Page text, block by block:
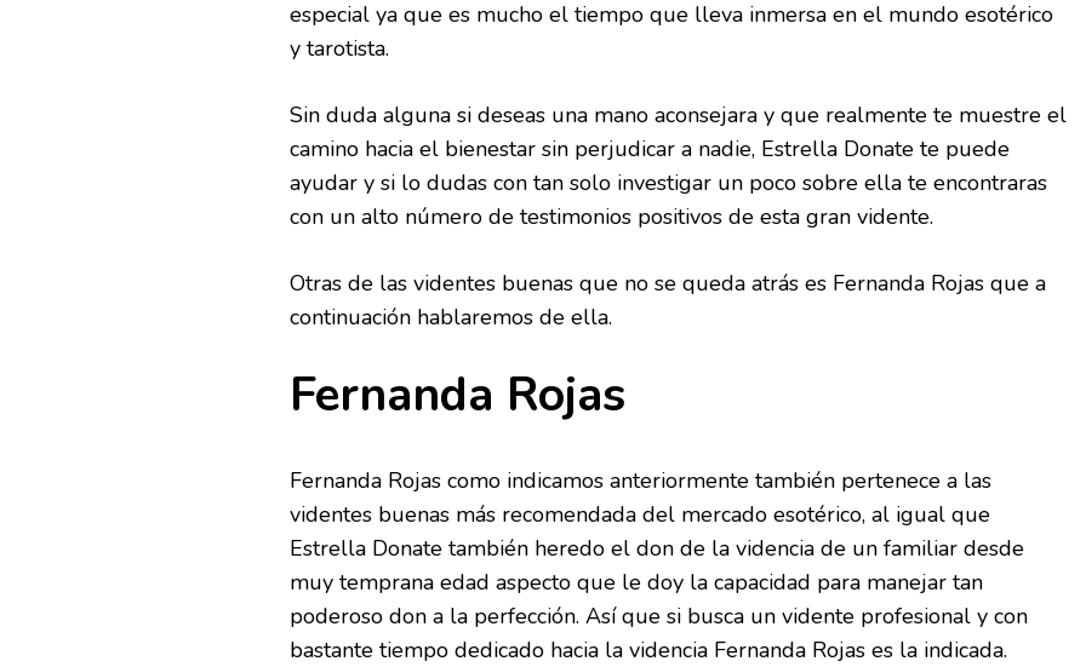
especial ya que es mucho el tiempo que lleva inmersa en el mundo esotérico
y tarotista.
Sin duda alguna si deseas una mano aconsejara y que realmente te muestre el
camino hacia el bienestar sin perjudicar a nadie, Estrella Donate te puede
ayudar y si lo dudas con tan solo investigar un poco sobre ella te encontraras
con un alto número de testimonios positivos de esta gran vidente.
Otras de las videntes buenas que no se queda atrás es Fernanda Rojas que a
continuación hablaremos de ella.
Fernanda Rojas
Fernanda Rojas como indicamos anteriormente también pertenece a las
videntes buenas más recomendada del mercado esotérico, al igual que
Estrella Donate también heredo el don de la videncia de un familiar desde
muy temprana edad aspecto que le doy la capacidad para manejar tan
poderoso don a la perfección. Así que si busca un vidente profesional y con
bastante tiempo dedicado hacia la videncia Fernanda Rojas es la indicada.